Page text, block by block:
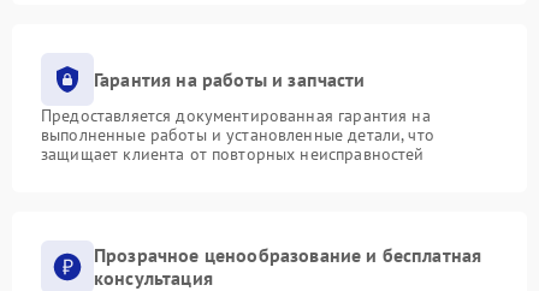
Гарантия на работы и запчасти
Предоставляется документированная гарантия на
выполненные работы и установленные детали, что
защищает клиента от повторных неисправностей
Прозрачное ценообразование и бесплатная
консультация